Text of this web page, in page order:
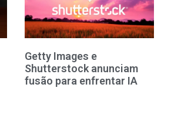
Getty Images e
Shutterstock anunciam
fusão para enfrentar IA